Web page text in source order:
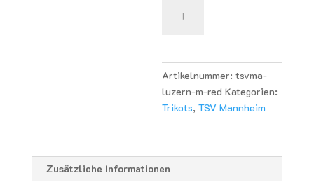
Mannheim
Artikelnummer:tsvma-
luzern-m-red Kategorien:
Trikots,TSV Mannheim
Zusätzliche Informationen